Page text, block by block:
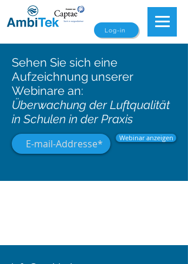
Log-in
Sehen Sie sich eine
Aufzeichnung unserer
Webinare an:
Überwachung der Luftqualität
in Schulen in der Praxis
Webinar anzeigen